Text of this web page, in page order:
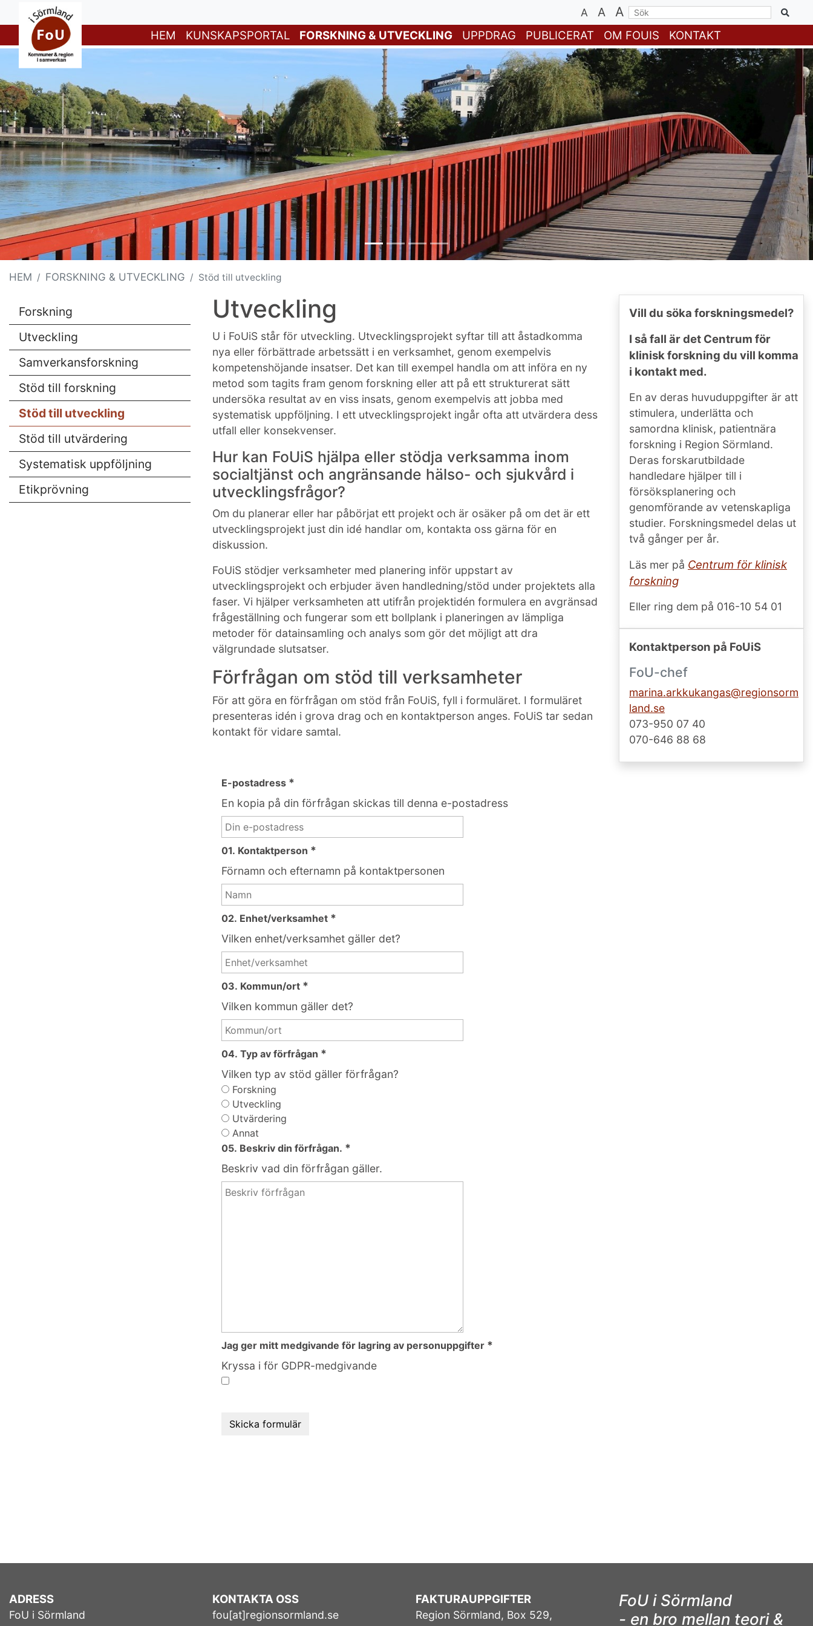
A A A
HEM KUNSKAPSPORTAL FORSKNING & UTVECKLING UPPDRAG PUBLICERAT OM FOUIS KONTAKT
HEM FORSKNING & UTVECKLING Stöd till utveckling
Forskning
Utveckling
Samverkansforskning
Stöd till forskning
Stöd till utveckling
Stöd till utvärdering
Systematisk uppföljning
Etikprövning
Utveckling
U i FoUiS står för utveckling. Utvecklingsprojekt syftar till att åstadkomma
nya eller förbättrade arbetssätt i en verksamhet, genom exempelvis
kompetenshöjande insatser. Det kan till exempel handla om att införa en ny
metod som tagits fram genom forskning eller att på ett strukturerat sätt
undersöka resultat av en viss insats, genom exempelvis att jobba med
systematisk uppföljning. I ett utvecklingsprojekt ingår ofta att utvärdera dess
utfall eller konsekvenser.
Hur kan FoUiS hjälpa eller stödja verksamma inom
socialtjänst och angränsande hälso- och sjukvård i
utvecklingsfrågor?
Om du planerar eller har påbörjat ett projekt och är osäker på om det är ett
utvecklingsprojekt just din idé handlar om, kontakta oss gärna för en
diskussion.
FoUiS stödjer verksamheter med planering inför uppstart av
utvecklingsprojekt och erbjuder även handledning/stöd under projektets alla
faser. Vi hjälper verksamheten att utifrån projektidén formulera en avgränsad
frågeställning och fungerar som ett bollplank i planeringen av lämpliga
metoder för datainsamling och analys som gör det möjligt att dra
välgrundade slutsatser.
Förfrågan om stöd till verksamheter
För att göra en förfrågan om stöd från FoUiS, fyll i formuläret. I formuläret
presenteras idén i grova drag och en kontaktperson anges. FoUiS tar sedan
kontakt för vidare samtal.
E-postadress *
En kopia på din förfrågan skickas till denna e-postadress
01. Kontaktperson *
Förnamn och efternamn på kontaktpersonen
02. Enhet/verksamhet *
Vilken enhet/verksamhet gäller det?
03. Kommun/ort *
Vilken kommun gäller det?
04. Typ av förfrågan *
Vilken typ av stöd gäller förfrågan?
Forskning
Utveckling
Utvärdering
Annat
05. Beskriv din förfrågan. *
Beskriv vad din förfrågan gäller.
Jag ger mitt medgivande för lagring av personuppgifter *
Kryssa i för GDPR-medgivande
Vill du söka forskningsmedel?
I så fall är det Centrum för
klinisk forskning du vill komma
i kontakt med.
En av deras huvuduppgifter är att
stimulera, underlätta och
samordna klinisk, patientnära
forskning i Region Sörmland.
Deras forskarutbildade
handledare hjälper till i
försöksplanering och
genomförande av vetenskapliga
studier. Forskningsmedel delas ut
två gånger per år.
Läs mer på Centrum för klinisk
forskning
Eller ring dem på 016-10 54 01
Kontaktperson på FoUiS
FoU-chef
marina.arkkukangas@regionsorm
land.se
073-950 07 40
070-646 88 68
ADRESS
FoU i Sörmland
KONTAKTA OSS
fou[at]regionsormland.se
FAKTURAUPPGIFTER
Region Sörmland, Box 529,
FoU i Sörmland
- en bro mellan teori &